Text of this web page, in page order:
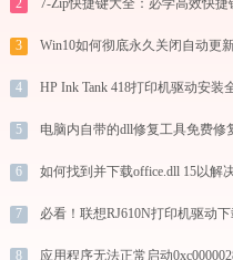
2 7-Zip快捷键大全：必学高效快捷
3
4
5
6 如何找到并下载office.dll 15以解
7
8 应用程序无法正常启动